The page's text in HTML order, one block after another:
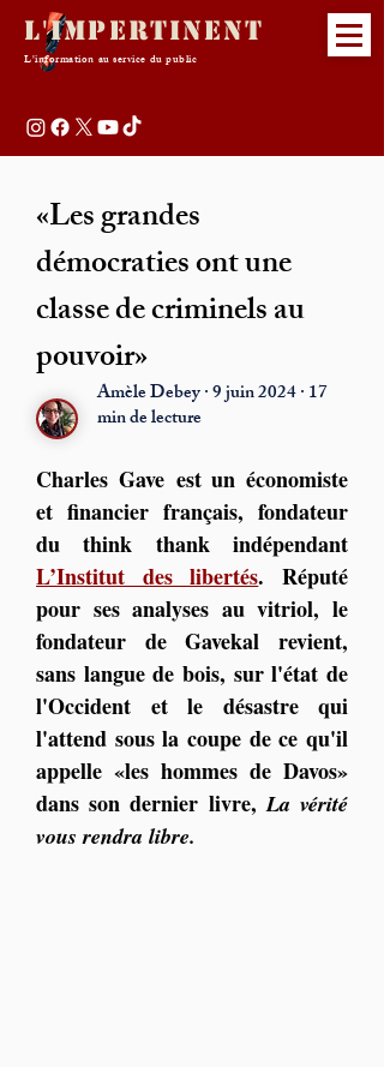
L'Impertinent
L'information au service du public
«Les grandes
démocraties ont une
classe de criminels au
pouvoir»
Amèle Debey · 9 juin 2024 · 17
min de lecture
Charles Gave est un économiste
et financier français, fondateur
L’Institut des libertés. Réputé
pour ses analyses au vitriol, le
fondateur de Gavekal revient,
sans langue de bois, sur l'état de
l'Occident et le désastre qui
l'attend sous la coupe de ce qu'il
appelle «les hommes de Davos»
dans son dernier livre, La vérité
vous rendra libre.